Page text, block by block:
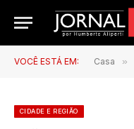
VOCÊ ESTÁ EM: Casa »
CIDADE E REGIÃO